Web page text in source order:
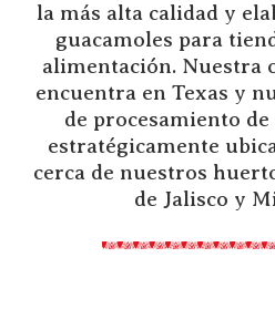
la más alta calidad y
guacamoles para
alimentación. Nuestra
encuentra en Texas y
de procesamiento
estratégicamente
cerca de nuestros
de Jalisco y